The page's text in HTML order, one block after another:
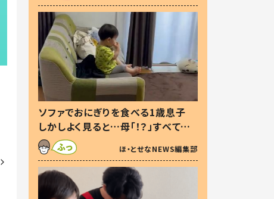
ソファでおにぎりを食べる1歳息子
しかしよく見ると…母「！？」すべてを
察した母の投稿に「可愛いから許
す！」「現行犯〜」
ほ・とせなNEWS編集部